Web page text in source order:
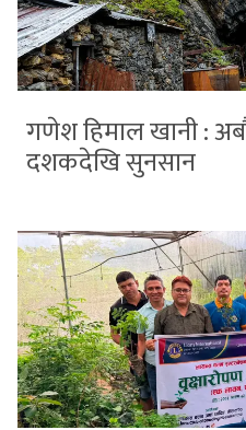
गणेश हिमाल खानी :
दशकदेखि सुनसान